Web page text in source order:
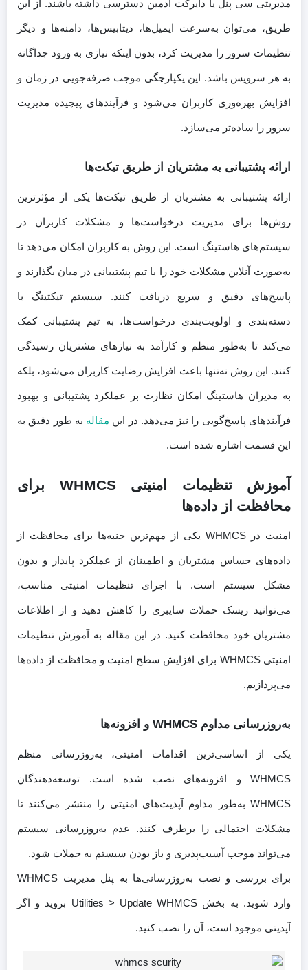
مدیریتی سی پنل یا دایرکت ادمین دسترسی داشته باشند. از این
طریق، می‌توان به‌سرعت ایمیل‌ها، دیتابیس‌ها، دامنه‌ها و دیگر
تنظیمات سرور را مدیریت کرد، بدون اینکه نیازی به ورود جداگانه
به هر سرویس باشد. این یکپارچگی موجب صرفه‌جویی در زمان و
افزایش بهره‌وری کاربران می‌شود و فرآیندهای پیچیده مدیریت
سرور را ساده‌تر می‌سازد.
ارائه پشتیبانی به مشتریان از طریق تیکت‌ها
ارائه پشتیبانی به مشتریان از طریق تیکت‌ها یکی از مؤثرترین
روش‌ها برای مدیریت درخواست‌ها و مشکلات کاربران در
سیستم‌های هاستینگ است. این روش به کاربران امکان می‌دهد تا
به‌صورت آنلاین مشکلات خود را با تیم پشتیبانی در میان بگذارند و
پاسخ‌های دقیق و سریع دریافت کنند. سیستم تیکتینگ با
دسته‌بندی و اولویت‌بندی درخواست‌ها، به تیم پشتیبانی کمک
می‌کند تا به‌طور منظم و کارآمد به نیازهای مشتریان رسیدگی
کنند. این روش نه‌تنها باعث افزایش رضایت کاربران می‌شود، بلکه
به مدیران هاستینگ امکان نظارت بر عملکرد پشتیبانی و بهبود
فرآیندهای پاسخ‌گویی را نیز می‌دهد. در این مقاله به طور دقیق به
این قسمت اشاره شده است.
آموزش تنظیمات امنیتی WHMCS برای
محافظت از داده‌ها
امنیت در WHMCS یکی از مهم‌ترین جنبه‌ها برای محافظت از
داده‌های حساس مشتریان و اطمینان از عملکرد پایدار و بدون
مشکل سیستم است. با اجرای تنظیمات امنیتی مناسب،
می‌توانید ریسک حملات سایبری را کاهش دهید و از اطلاعات
مشتریان خود محافظت کنید. در این مقاله به آموزش تنظیمات
امنیتی WHMCS برای افزایش سطح امنیت و محافظت از داده‌ها
می‌پردازیم.
به‌روزرسانی مداوم WHMCS و افزونه‌ها
یکی از اساسی‌ترین اقدامات امنیتی، به‌روزرسانی منظم
WHMCS و افزونه‌های نصب شده است. توسعه‌دهندگان
WHMCS به‌طور مداوم آپدیت‌های امنیتی را منتشر می‌کنند تا
مشکلات احتمالی را برطرف کنند. عدم به‌روزرسانی سیستم
می‌تواند موجب آسیب‌پذیری و باز بودن سیستم به حملات شود.
برای بررسی و نصب به‌روزرسانی‌ها به پنل مدیریت WHMCS
وارد شوید. به بخش Utilities > Update WHMCS بروید و اگر
آپدیتی موجود است، آن را نصب کنید.